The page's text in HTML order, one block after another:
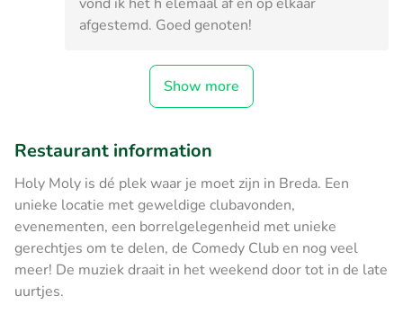
afgestemd. Goed genoten!
Show more
Restaurant information
Holy Moly is dé plek waar je moet zijn in Breda. Een
unieke locatie met geweldige clubavonden,
evenementen, een borrelgelegenheid met unieke
gerechtjes om te delen, de Comedy Club en nog veel
meer! De muziek draait in het weekend door tot in de late
uurtjes.